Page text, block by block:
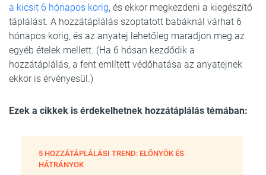
a kicsit 6 hónapos korig, és ekkor megkezdeni a kiegészítő
táplálást. A hozzátáplálás szoptatott babáknál várhat 6
hónapos korig, és az anyatej lehetőleg maradjon meg az
egyéb ételek mellett. (Ha 6 hósan kezdődik a
hozzátáplálás, a fent említett védőhatása az anyatejnek
ekkor is érvényesül.)
Ezek a cikkek is érdekelhetnek hozzátáplálás témában:
5 HOZZÁTÁPLÁLÁSI TREND: ELŐNYÖK ÉS
HÁTRÁNYOK